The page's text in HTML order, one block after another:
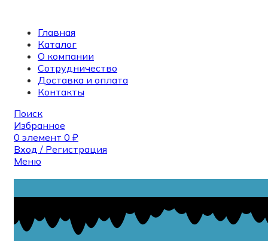
Главная
Каталог
О компании
Сотрудничество
Доставка и оплата
Контакты
Поиск
Избранное
0 элемент 0 ₽
Вход / Регистрация
Меню
0элемент 0₽